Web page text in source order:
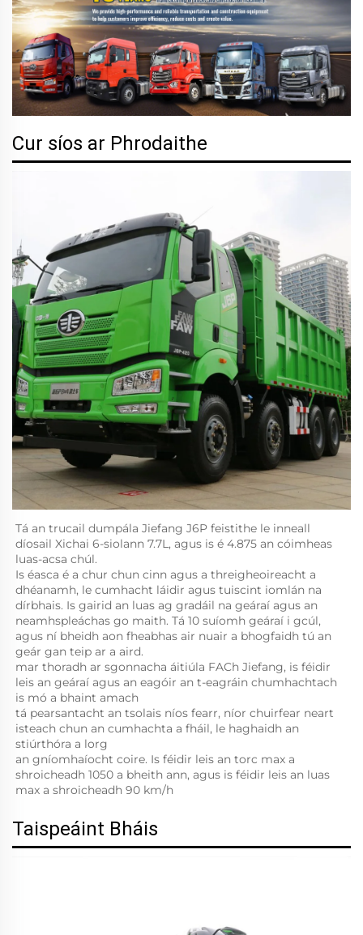
Cur síos ar Phrodaithe
Tá an trucail dumpála Jiefang J6P feistithe le inneall
díosail Xichai 6-siolann 7.7L, agus is é 4.875 an cóimheas
luas-acsa chúl.
Is éasca é a chur chun cinn agus a threigheoireacht a
dhéanamh, le cumhacht láidir agus tuiscint iomlán na
dírbhais. Is gairid an luas ag gradáil na geáraí agus an
neamhspleáchas go maith. Tá 10 suíomh geáraí i gcúl,
agus ní bheidh aon fheabhas air nuair a bhogfaidh tú an
geár gan teip ar a aird.
mar thoradh ar sgonnacha áitiúla FACh Jiefang, is féidir
leis an geáraí agus an eagóir an t-eagráin chumhachtach
is mó a bhaint amach
tá pearsantacht an tsolais níos fearr, níor chuirfear neart
isteach chun an cumhachta a fháil, le haghaidh an
stiúrthóra a lorg
an gníomhaíocht coire. Is féidir leis an torc max a
shroicheadh 1050 a bheith ann, agus is féidir leis an luas
max a shroicheadh 90 km/h
Taispeáint Bháis